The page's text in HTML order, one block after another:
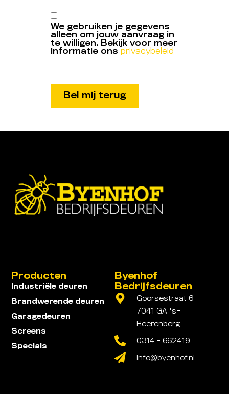
We gebruiken je gegevens
alleen om jouw aanvraag in
te willigen. Bekijk voor meer
informatie ons privacybeleid
Byenhof
Bedrijfsdeuren
Goorsestraat 6
7041 GA 's-
Heerenberg
0314 - 662419
info@byenhof.nl
Producten
Industriële deuren
Brandwerende deuren
Garagedeuren
Screens
Specials